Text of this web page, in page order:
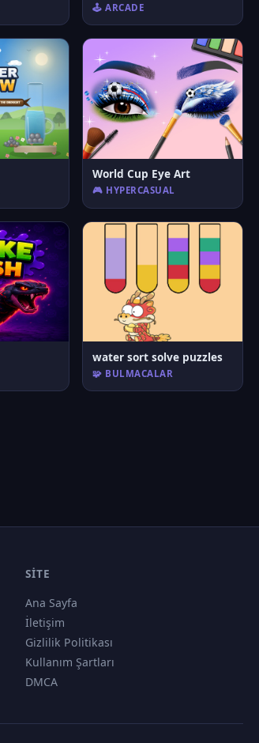
🕹️ ARCADE
World Cup Eye Art
🎮 HYPERCASUAL
water sort solve puzzles
🧩 BULMACALAR
SITE
Ana Sayfa
İletişim
Gizlilik Politikası
Kullanım Şartları
DMCA